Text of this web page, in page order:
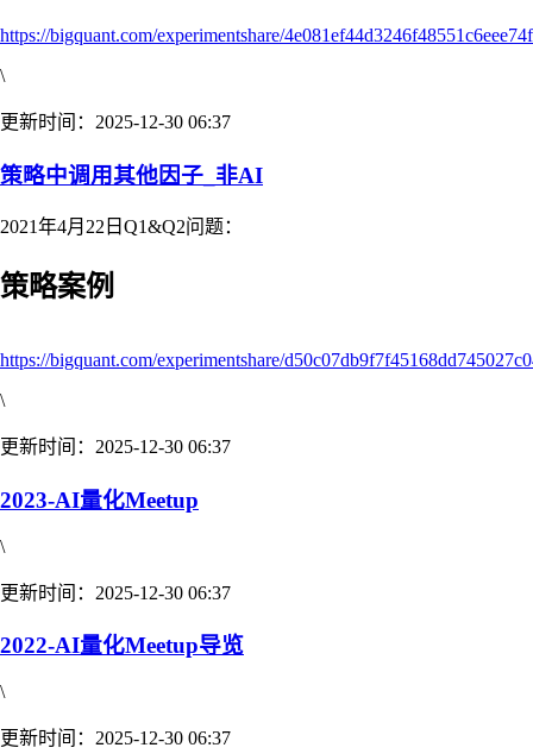
https://bigquant.com/experimentshare/
\
更新时间：2025-12-30 06:37
策略中调用其他因子_非AI
2021年4月22日Q1&Q2问题：
策略案例
https://bigquant.com/experimentshare/
\
更新时间：2025-12-30 06:37
2023-AI量化Meetup
\
更新时间：2025-12-30 06:37
2022-AI量化Meetup导览
\
更新时间：2025-12-30 06:37